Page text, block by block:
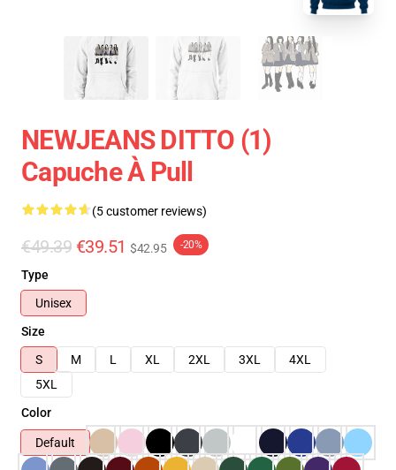
NEWJEANS DITTO (1)
Capuche À Pull
(5 customer reviews)
€49.39 €39.51 $42.95 -20%
Type
Unisex
Size
S
M L XL 2XL 3XL
4XL
5XL
Color
Default